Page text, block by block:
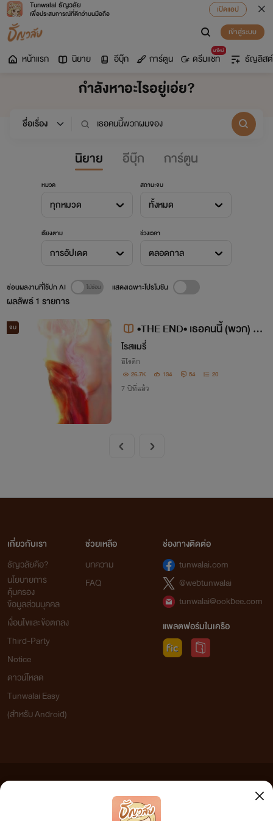
Tunwalai ธัญวลัย
เพื่อประสบการณ์ที่ดีกว่าบนมือถือ
เปิดแอป
เข้าสู่ระบบ
หน้าแรก นิยาย อีบุ๊ก การ์ตูน
มาใหม่
ดรีมแชท ธัญลิสต์
กำลังหาอะไรอยู่เอ่ย?
นิยาย อีบุ๊ก การ์ตูน
หมวด
ทุกหมวด
สถานะจบ
ทั้งหมด
เรียงตาม
การอัปเดต
ช่วงเวลา
ตลอดกาล
ผลลัพธ์1 รายการ
ซ่อนผลงานที่ใช้ปก AI แสดงเฉพาะโปรโมชัน
จบ
•THE END• เธอคนนี้ (พวก) ผม
จอง
โรสแมรี่
อีโรติก
26.7K 134 54 20
7 ปีที่แล้ว
เกี่ยวกับเรา
ธัญวลัยคือ?
นโยบายการ
คุ้มครอง
ข้อมูลส่วนบุคคล
เงื่อนไขและข้อตกลง
Third-Party
Notice
ดาวน์โหลด
Tunwalai Easy
(สำหรับ Android)
ช่วยเหลือ
บทความ
FAQ
ช่องทางติดต่อ
tunwalai.com
@webtunwalai
tunwalai@ookbee.com
แพลตฟอร์มในเครือ
เว็บไซต์แห่งนี้ไม่ได้เห็นด้วยและไม่ขอรับผิดชอบต่อข้อความใดๆ ทั้งสิ้น ดังนั้นผู้อ่านทุกท่านโปรดใช้
วิจารณญาณในการกลั่นกรองด้วยตนเอง และหากท่านพบข้อความใดๆ ที่ขัดต่อกฎหมายและศีลธรรม